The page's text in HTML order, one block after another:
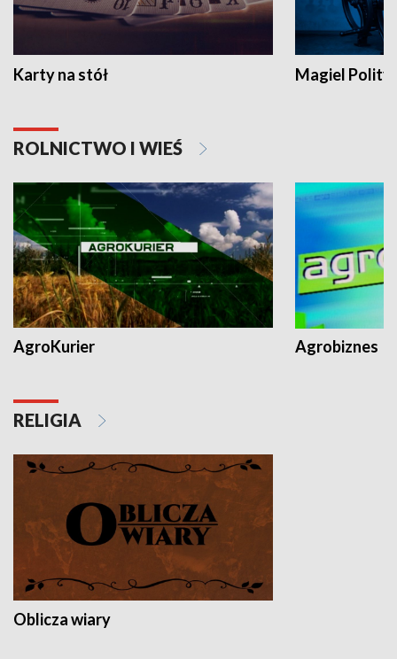
Karty na stół Magiel
ROLNICTWO I WIEŚ
AgroKurier Agrobiznes
RELIGIA
Oblicza wiary